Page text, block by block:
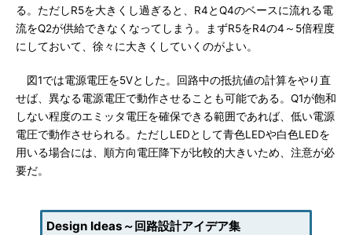
る。ただしR5を大きくし過ぎると、R4とQ4のベースに流れる電
流をQ2が供給できなくなってしまう。まずR5をR4の4～5倍程度
にしておいて、徐々に大きくしていくのがよい。
図1では電源電圧を5Vとした。回路中の抵抗値の計算をやり直
せば、異なる電源電圧で動作させることも可能である。Q1が飽和
しない程度のエミッタ電圧を確保できる範囲であれば、低い電源
電圧で動作させられる。ただしLEDとして青色LEDや白色LEDを
用いる場合には、順方向電圧降下が比較的大きいため、注意が必
要だ。
Design Ideas～回路設計アイデア集